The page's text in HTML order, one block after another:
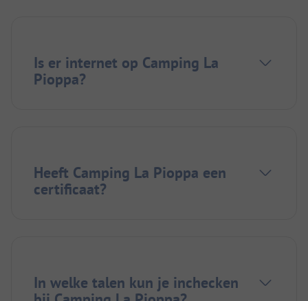
Is er internet op Camping La
Pioppa?
Heeft Camping La Pioppa een
certificaat?
In welke talen kun je inchecken